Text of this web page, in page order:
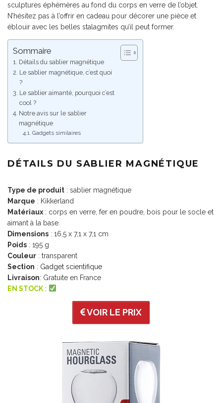
sculptures éphémères au fond du corps en verre de l’objet.
N’hésitez pas à l’offrir en cadeau pour décorer une pièce et
éblouir avec les belles stalagmites qu’il peut former.
Sommaire
Détails du sablier magnétique
Le sablier magnétique, c’est quoi
?
Le sablier aimanté, pourquoi c’est
cool ?
Notre avis sur le sablier
magnétique
Gadgets similaires
DÉTAILS DU SABLIER MAGNÉTIQUE
Type de produit : sablier magnétique
Marque : Kikkerland
Matériaux : corps en verre, fer en poudre, bois pour le socle et
aimant à la base.
Dimensions : 16,5 x 7,1 x 7,1 cm
Poids : 195 g
Couleur : transparent
Section : Gadget scientifique
Livraison: Gratuite en France
EN STOCK :
VOIR LE PRIX